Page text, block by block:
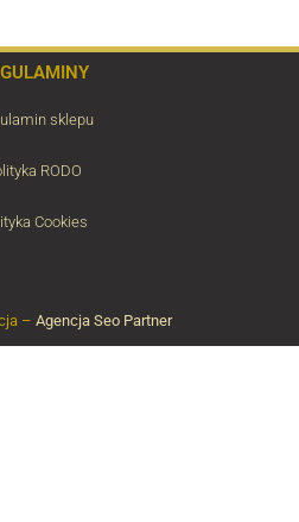
sklepu
RODO
Cookies
– Agencja Seo Partner